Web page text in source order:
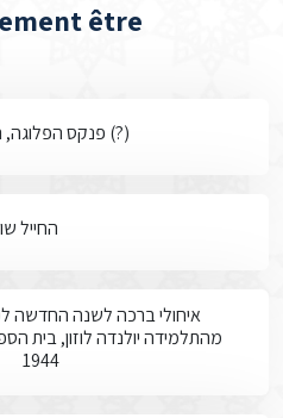
être
פנקס הפלוגה, המדבר המערבי 1942 (?)
החייל
איחולי ברכה לשנה החדשה
מהתלמידה יולנדה לוזון, בית
1944